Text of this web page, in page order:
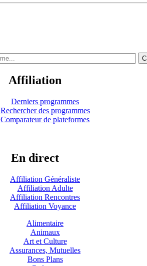
Affiliation
Derniers programmes
Rechercher des programmes
Comparateur de plateformes
En direct
Affiliation Généraliste
Affiliation Adulte
Affiliation Rencontres
Affiliation Voyance
Alimentaire
Animaux
Art et Culture
Assurances, Mutuelles
Bons Plans